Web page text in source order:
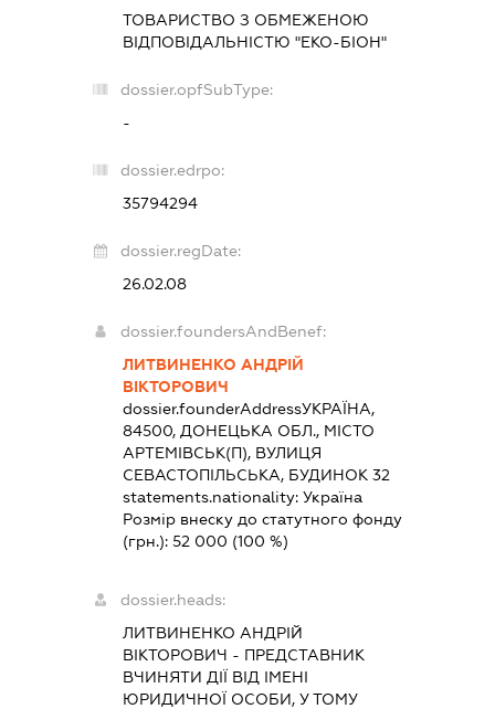
ТОВАРИСТВО З ОБМЕЖЕНОЮ
ВІДПОВІДАЛЬНІСТЮ "ЕКО-БІОН"
dossier.opfSubType:
-
dossier.edrpo:
35794294
dossier.regDate:
26.02.08
dossier.foundersAndBenef:
ЛИТВИНЕНКО АНДРІЙ
ВІКТОРОВИЧ
dossier.founderAddressУКРАЇНА,
84500, ДОНЕЦЬКА ОБЛ., МІСТО
АРТЕМІВСЬК(П), ВУЛИЦЯ
СЕВАСТОПІЛЬСЬКА, БУДИНОК 32
statements.nationality: Україна
Розмір внеску до статутного фонду
(грн.): 52 000 (100 %)
dossier.heads:
ЛИТВИНЕНКО АНДРІЙ
ВІКТОРОВИЧ - ПРЕДСТАВНИК
ВЧИНЯТИ ДІЇ ВІД ІМЕНІ
ЮРИДИЧНОЇ ОСОБИ, У ТОМУ